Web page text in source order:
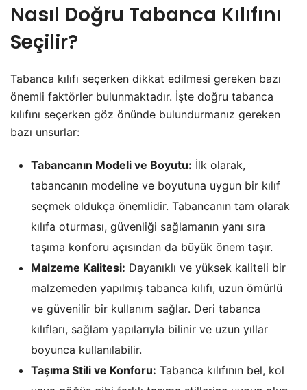
Nasıl Doğru Tabanca Kılıfını
Seçilir?
Tabanca kılıfı seçerken dikkat edilmesi gereken bazı
önemli faktörler bulunmaktadır. İşte doğru tabanca
kılıfını seçerken göz önünde bulundurmanız gereken
bazı unsurlar:
Tabancanın Modeli ve Boyutu: İlk olarak,
tabancanın modeline ve boyutuna uygun bir kılıf
seçmek oldukça önemlidir. Tabancanın tam olarak
kılıfa oturması, güvenliği sağlamanın yanı sıra
taşıma konforu açısından da büyük önem taşır.
Malzeme Kalitesi: Dayanıklı ve yüksek kaliteli bir
malzemeden yapılmış tabanca kılıfı, uzun ömürlü
ve güvenilir bir kullanım sağlar. Deri tabanca
kılıfları, sağlam yapılarıyla bilinir ve uzun yıllar
boyunca kullanılabilir.
Taşıma Stili ve Konforu: Tabanca kılıfının bel, kol